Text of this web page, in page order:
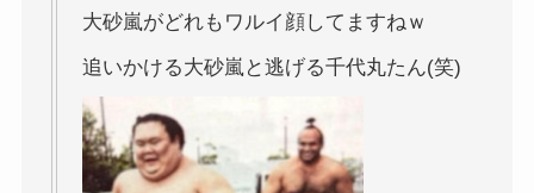
大砂嵐がどれもワルイ顔してますねｗ
追いかける大砂嵐と逃げる千代丸たん(笑)